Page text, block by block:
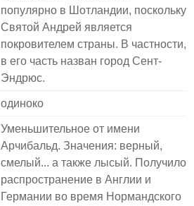
популярно в Шотландии, поскольку
Святой Андрей является
покровителем страны. В частности,
в его часть назван город Сент-
Эндрюс.
одиноко
Уменьшительное от имени
Арчибальд. Значения: верный,
смелый... а также лысый. Получило
распространение в Англии и
Германии во время Нормандского